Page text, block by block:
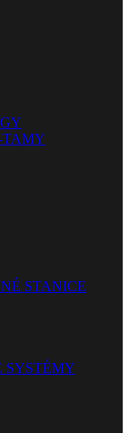
TAMY
STANICE
SYSTÉMY